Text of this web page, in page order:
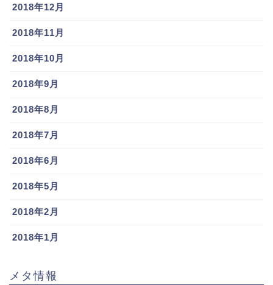
2018年12月
2018年11月
2018年10月
2018年9月
2018年8月
2018年7月
2018年6月
2018年5月
2018年2月
2018年1月
メタ情報